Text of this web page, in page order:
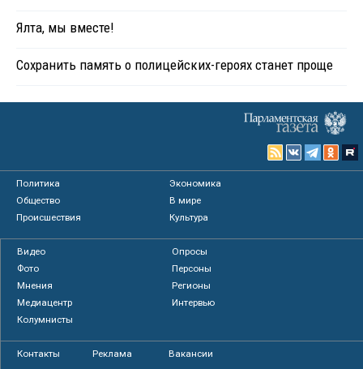
Ялта, мы вместе!
Сохранить память о полицейских-героях станет проще
Политика
Экономика
Общество
В мире
Происшествия
Культура
Видео
Опросы
Фото
Персоны
Мнения
Регионы
Медиацентр
Интервью
Колумнисты
Контакты Реклама Вакансии